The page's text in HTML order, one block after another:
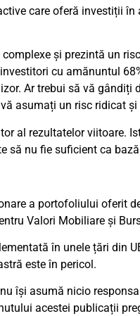
care oferă investiții
și prezintă un
cu amănuntul
Ar trebui să vă
asumați un risc ridicat
al rezultatelor viitoare.
să nu fie suficient ca
a portofoliului oferit
Valori Mobiliare și
în unele țări din
este în pericol.
își asumă nicio
acestei publicații